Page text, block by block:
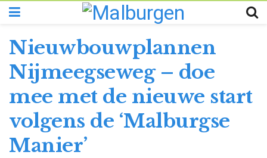
Nieuwbouwplannen
Nijmeegseweg – doe
mee met de nieuwe start
volgens de ‘Malburgse
Manier’